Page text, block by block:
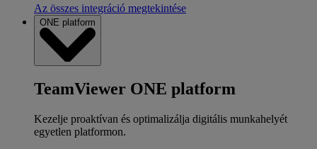
Az összes integráció megtekintése
ONE platform
TeamViewer ONE platform
Kezelje proaktívan és optimalizálja digitális munkahelyét
egyetlen platformon.